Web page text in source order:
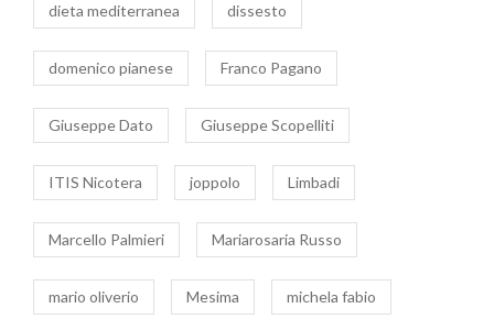
dieta mediterranea dissesto
domenico pianese Franco Pagano
Giuseppe Dato Giuseppe Scopelliti
ITIS Nicotera joppolo Limbadi
Marcello Palmieri Mariarosaria Russo
mario oliverio Mesima michela fabio